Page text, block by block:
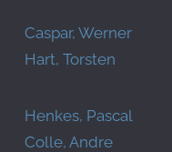
Caspar, Werner
Hart, Torsten
Henkes, Pascal
Colle, Andre